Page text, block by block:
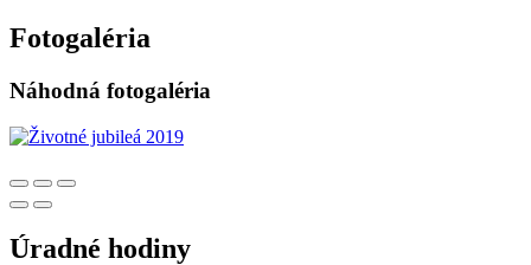
Fotogaléria
Náhodná fotogaléria
Úradné hodiny